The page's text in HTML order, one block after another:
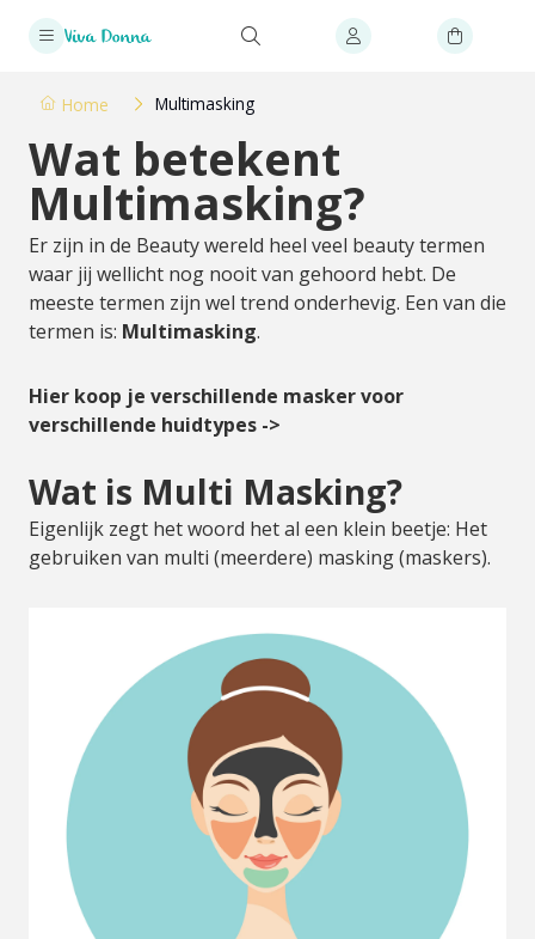
Home Multimasking
Wat betekent
Multimasking?
Er zijn in de Beauty wereld heel veel beauty termen
waar jij wellicht nog nooit van gehoord hebt. De
meeste termen zijn wel trend onderhevig. Een van die
termen is: Multimasking.
Hier koop je verschillende masker voor
verschillende huidtypes ->
Wat is Multi Masking?
Eigenlijk zegt het woord het al een klein beetje: Het
gebruiken van multi (meerdere) masking (maskers).